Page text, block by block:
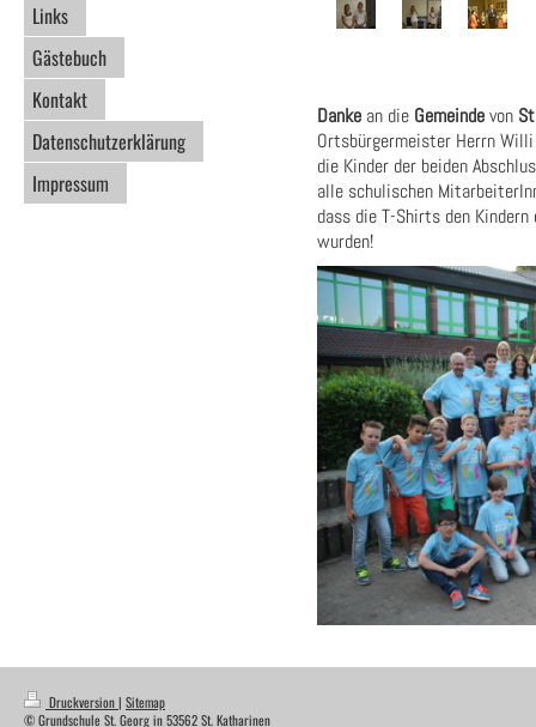
Links
Gästebuch
Kontakt
Datenschutzerklärung
Impressum
Danke an die Gemeindevon
Ortsbürgermeister Herrn
die Kinder der beiden
alle schulischen
dass die T-Shirts den
wurden!
Druckversion| Sitemap
© Grundschule St. Georg in 53562 St. Katharinen